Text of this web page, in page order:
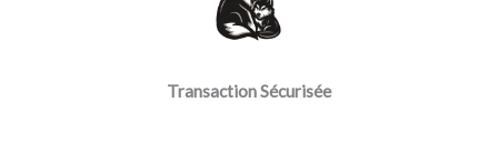
Transaction Sécurisée